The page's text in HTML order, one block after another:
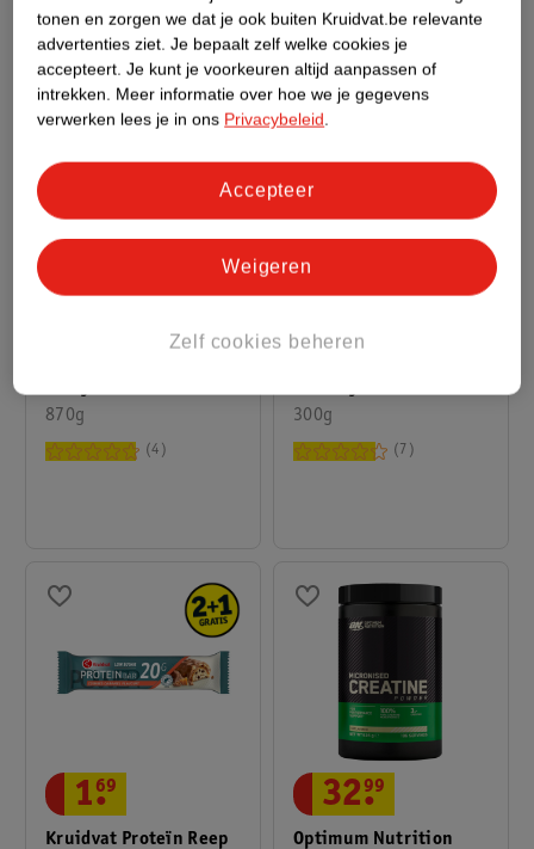
Powder
870g
4
300g
7
Kruidvat Proteïn Reep
1.
69
Optimum Nutrition
32.
99
tonen en zorgen we dat je ook buiten Kruidvat.be relevante
advertenties ziet. Je bepaalt zelf welke cookies je
accepteert. Je kunt je voorkeuren altijd aanpassen of
intrekken. Meer informatie over hoe we je gegevens
verwerken lees je in ons Privacybeleid.
Zelf cookies beheren
Weigeren
Accepteer